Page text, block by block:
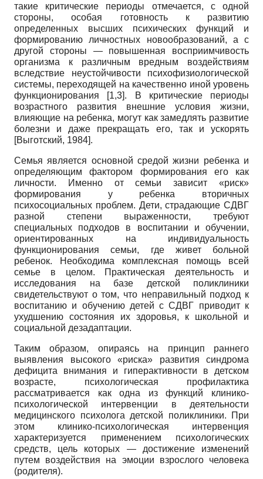
такие критические периоды отмечается, с одной
стороны, особая готовность к развитию
определенных высших психических функций и
формированию личностных новообразований, а с
другой стороны — повышенная восприимчивость
организма к различным вредным воздействиям
вследствие неустойчивости психофизиологической
системы, переходящей на качественно иной уровень
функционирования [1,3]. В критические периоды
возрастного развития внешние условия жизни,
влияющие на ребенка, могут как замедлять развитие
болезни и даже прекращать его, так и ускорять
[Выготский, 1984].
Семья является основной средой жизни ребенка и
определяющим фактором формирования его как
личности. Именно от семьи зависит «риск»
формирования у ребенка вторичных
психосоциальных проблем. Дети, страдающие СДВГ
разной степени выраженности, требуют
специальных подходов в воспитании и обучении,
ориентированных на индивидуальность
функционирования семьи, где живет больной
ребенок. Необходима комплексная помощь всей
семье в целом. Практическая деятельность и
исследования на базе детской поликлиники
свидетельствуют о том, что неправильный подход к
воспитанию и обучению детей с СДВГ приводит к
ухудшению состояния их здоровья, к школьной и
социальной дезадаптации.
Таким образом, опираясь на принцип раннего
выявления высокого «риска» развития синдрома
дефицита внимания и гиперактивности в детском
возрасте, психологическая профилактика
рассматривается как одна из функций клинико-
психологической интервенции в деятельности
медицинского психолога детской поликлиники. При
этом клинико-психологическая интервенция
характеризуется применением психологических
средств, цель которых — достижение изменений
путем воздействия на эмоции взрослого человека
(родителя).